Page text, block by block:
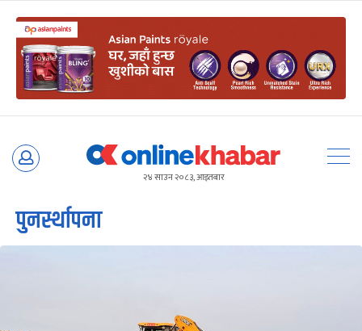
Skip
२४ साउन २०८३, आइतबार
पुनर्स्थापना